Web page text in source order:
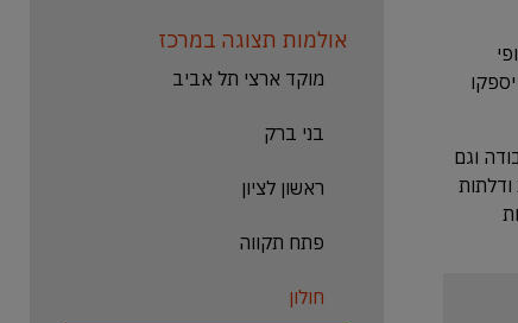
וגם
אולמות תצוגה במרכז
מוקד ארצי תל אביב
בני ברק
ראשון לציון
פתח תקווה
חולון